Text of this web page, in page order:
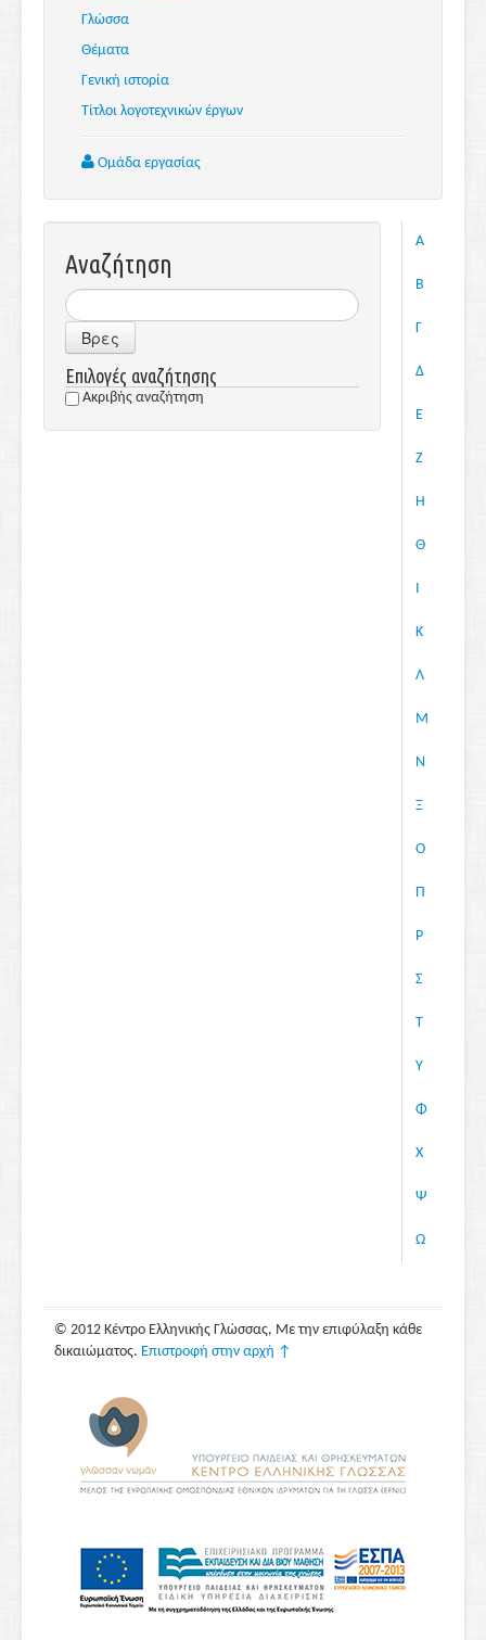
Γλώσσα
Θέματα
Γενική ιστορία
Τίτλοι λογοτεχνικών έργων
Ομάδα εργασίας
Α
Β
Γ
Δ
Ε
Ζ
Η
Θ
Ι
Κ
Λ
Μ
Ν
Ξ
Ο
Π
Ρ
Σ
Τ
Υ
Φ
Χ
Ψ
Ω
Αναζήτηση
Βρες
Επιλογές αναζήτησης
Ακριβής αναζήτηση
© 2012 Κέντρο Ελληνικής Γλώσσας, Με την επιφύλαξη κάθε
δικαιώματος. Επιστροφή στην αρχή ↑